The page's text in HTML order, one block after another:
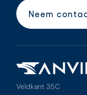
Neem
Veldkant 35C